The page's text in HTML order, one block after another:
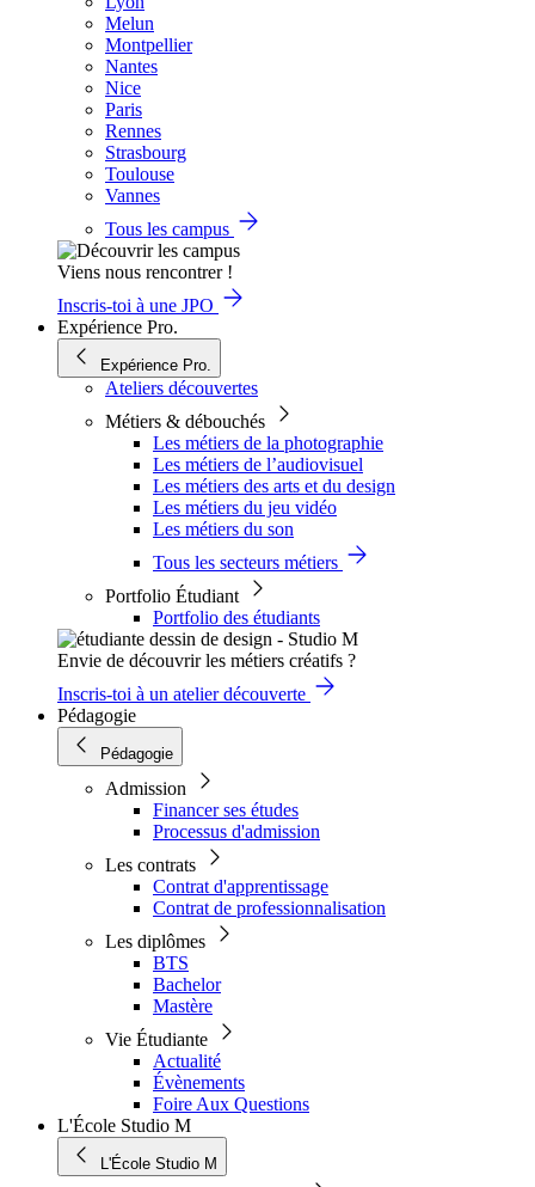
Melun
Montpellier
Nantes
Nice
Paris
Rennes
Strasbourg
Toulouse
Vannes
Tous les campus
Viens nous rencontrer !
Inscris-toi à une JPO
Expérience Pro.
Expérience Pro.
Ateliers découvertes
Métiers & débouchés
Les métiers de la photographie
Les métiers de l’audiovisuel
Les métiers des arts et du design
Les métiers du jeu vidéo
Les métiers du son
Tous les secteurs métiers
Portfolio Étudiant
Portfolio des étudiants
Envie de découvrir les métiers créatifs ?
Inscris-toi à un atelier découverte
Pédagogie
Pédagogie
Admission
Financer ses études
Processus d'admission
Les contrats
Contrat d'apprentissage
Contrat de professionnalisation
Les diplômes
BTS
Bachelor
Mastère
Vie Étudiante
Actualité
Évènements
Foire Aux Questions
L'École Studio M
L'École Studio M